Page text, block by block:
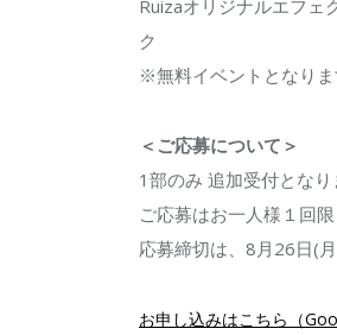
Ruizaオリジナルエフェ
ク
※無料イベントとなりま
＜ご応募について＞
1部のみ 追加受付となり
ご応募はお一人様１回限
応募締切は、8月26日(
お申し込みはこちら（